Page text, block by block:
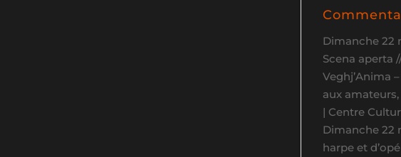
Dimanche 22
Scena aperta
Veghj’Anima
aux amateurs,
| Centre
Dimanche 22
harpe et